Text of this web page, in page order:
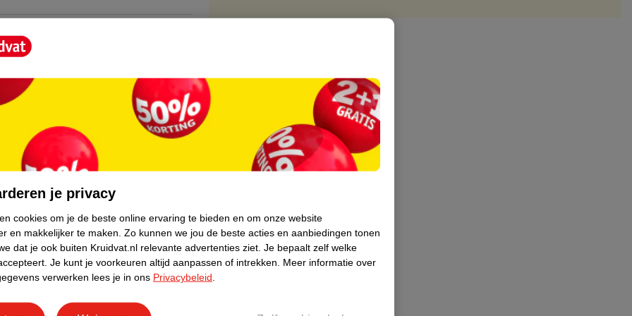
in de producten. In de loop van de jaren
Bij de Zamst A1 Enkelbrace is gebruik
je privacy
cookies om je de beste online ervaring te bieden en om onze website
en makkelijker te maken. Zo kunnen we jou de beste acties en aanbiedingen tonen
dat je ook buiten Kruidvat.nl relevante advertenties ziet. Je bepaalt zelf welke
Je kunt je voorkeuren altijd aanpassen of intrekken.
Meer informatie over
verwerken lees je in ons Privacybeleid